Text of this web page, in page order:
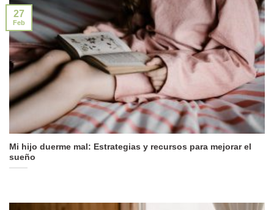
Mi hijo duerme mal: Estrategias y recursos para mejorar el
sueño
27
Feb